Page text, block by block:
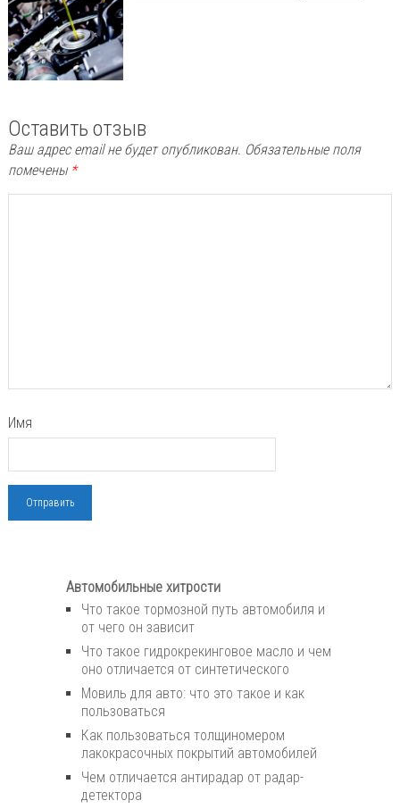
Оставить отзыв
Ваш адрес email не будет опубликован. Обязательные поля
помечены *
Имя
Автомобильные хитрости
Что такое тормозной путь автомобиля и
от чего он зависит
Что такое гидрокрекинговое масло и чем
оно отличается от синтетического
Мовиль для авто: что это такое и как
пользоваться
Как пользоваться толщиномером
лакокрасочных покрытий автомобилей
Чем отличается антирадар от радар-
детектора